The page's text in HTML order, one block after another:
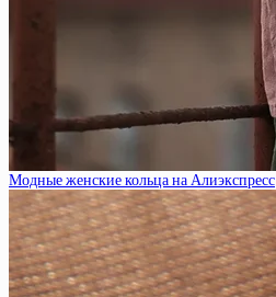
Модные женские кольца на Алиэкспресс